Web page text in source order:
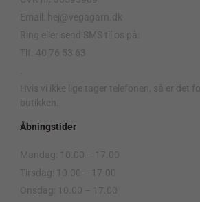
Email: hej@vegagarn.dk
Ring eller send SMS til os på:
Tlf. 40 76 53 63
Hvis vi ikke lige tager telefonen, så er det
butikken.
Åbningstider
Mandag: 10.00 – 17.00
Tirsdag: 10.00 – 17.00
Onsdag: 10.00 – 17.00